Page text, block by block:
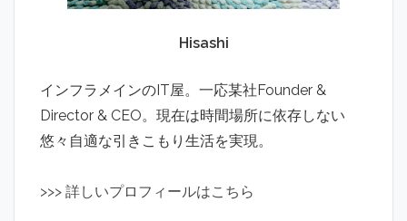
Hisashi
インフラメインのIT屋。一応某社Founder &
Director & CEO。現在は時間場所に依存しない
悠々自適な引きこもり生活を実現。
>>> 詳しいプロフィールはこちら